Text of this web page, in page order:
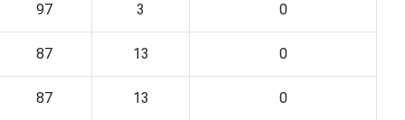
97 3 0
87 13 0
87 13 0